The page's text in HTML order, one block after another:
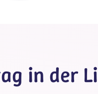
in der